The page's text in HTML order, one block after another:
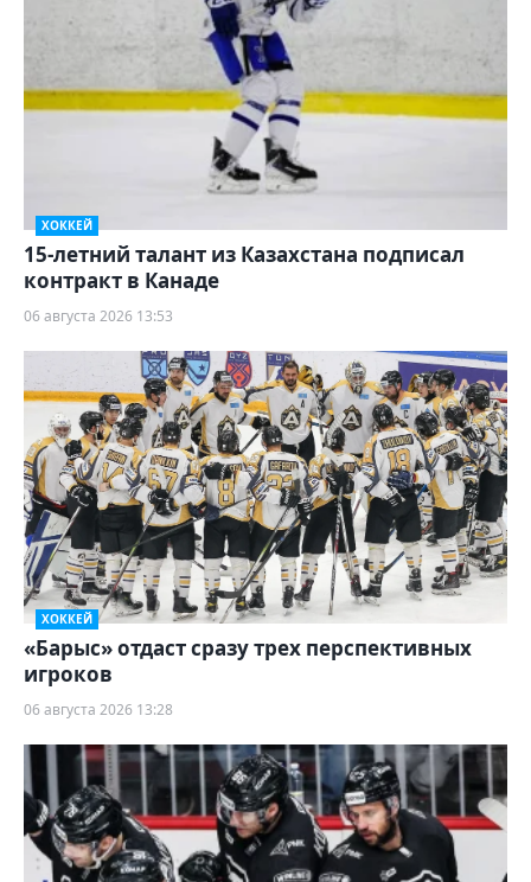
ХОККЕЙ
15-летний талант из Казахстана подписал
контракт в Канаде
06 августа 2026 13:53
ХОККЕЙ
«Барыс» отдаст сразу трех перспективных
игроков
06 августа 2026 13:28